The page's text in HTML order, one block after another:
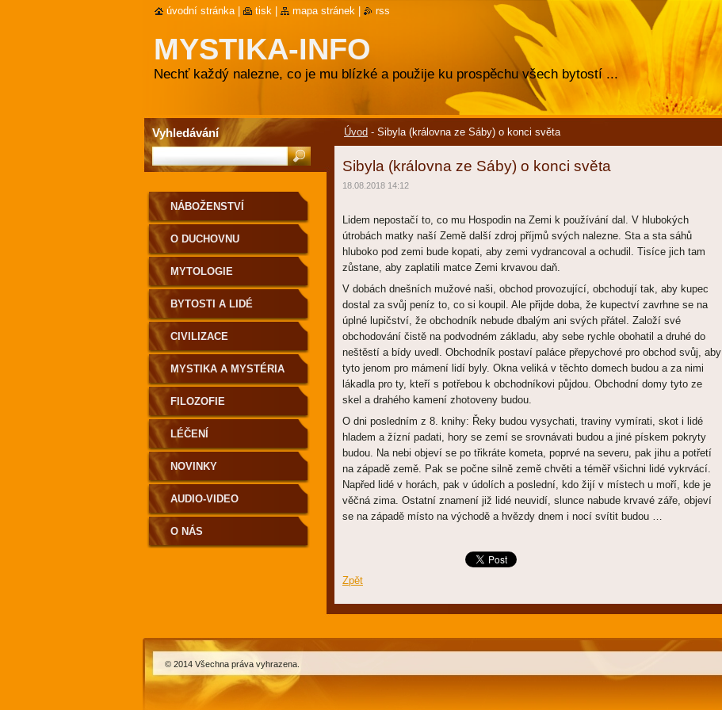
MYSTIKA-INFO
Nechť každý nalezne, co je mu blízké a použije ku prospěchu všech bytostí ...
Úvod - Sibyla (královna ze Sáby) o konci světa
Sibyla (královna ze Sáby) o konci světa
18.08.2018 14:12
Lidem nepostačí to, co mu Hospodin na Zemi k používání dal. V hlubokých
útrobách matky naší Země další zdroj příjmů svých nalezne. Sta a sta sáhů
hluboko pod zemi bude kopati, aby zemi vydrancoval a ochudil. Tisíce jich tam
zůstane, aby zaplatili matce Zemi krvavou daň.
V dobách dnešních mužové naši, obchod provozující, obchodují tak, aby kupec
dostal za svůj peníz to, co si koupil. Ale přijde doba, že kupectví zavrhne se na
úplné lupičství, že obchodník nebude dbalým ani svých přátel. Založí své
obchodování čistě na podvodném základu, aby sebe rychle obohatil a druhé do
neštěstí a bídy uvedl. Obchodník postaví paláce přepychové pro obchod svůj, aby
tyto jenom pro mámení lidí byly. Okna veliká v těchto domech budou a za nimi
lákadla pro ty, kteří s potřebou k obchodníkovi půjdou. Obchodní domy tyto ze
skel a drahého kamení zhotoveny budou.
O dni posledním z 8. knihy: Řeky budou vysychati, traviny vymírati, skot i lidé
hladem a žízní padati, hory se zemí se srovnávati budou a jiné pískem pokryty
budou. Na nebi objeví se po třikráte kometa, poprvé na severu, pak jihu a potřetí
na západě země. Pak se počne silně země chvěti a téměř všichni lidé vykrvácí.
Napřed lidé v horách, pak v údolích a poslední, kdo žijí v místech u moří, kde je
věčná zima. Ostatní znamení již lidé neuvidí, slunce nabude krvavé záře, objeví
se na západě místo na východě a hvězdy dnem i nocí svítit budou …
Zpět
NÁBOŽENSTVÍ
O DUCHOVNU
MYTOLOGIE
BYTOSTI A LIDÉ
CIVILIZACE
MYSTIKA A MYSTÉRIA
FILOZOFIE
LÉČENÍ
NOVINKY
AUDIO-VIDEO
O NÁS
Vyhledávání
úvodní stránka tisk mapa stránek rss
© 2014 Všechna práva vyhrazena.